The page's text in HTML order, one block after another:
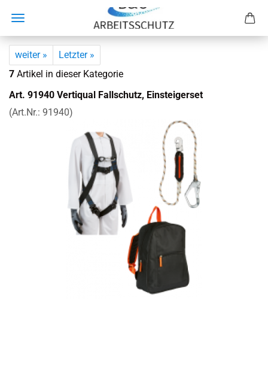
weiter »
Letzter »
7 Artikel in dieser Kategorie
Art. 91940 Ver­ti­qual Fall­schutz, Ein­stei­ger­set
(Art.Nr.: 91940)